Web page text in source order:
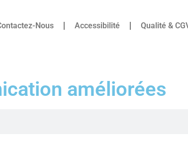
Nous Accessibilité Qualité &
améliorées